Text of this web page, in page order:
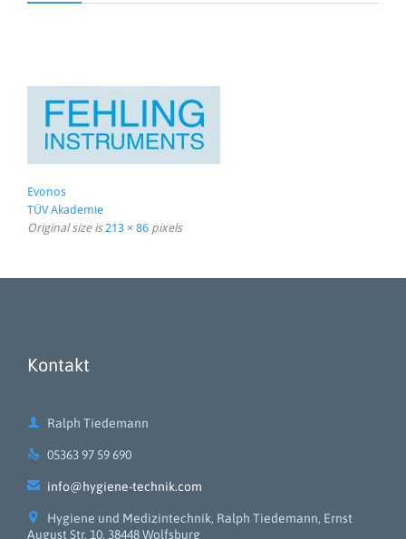
Evonos
TÜV Akademie
Original size is213 × 86 pixels
Kontakt
 Ralph Tiedemann
 05363 97 59 690
 info@hygiene-technik.com

Hygiene und Medizintechnik, Ralph Tiedemann, Ernst
August Str. 10, 38448 Wolfsburg